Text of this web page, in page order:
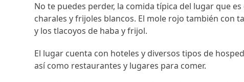
No te puedes perder, la comida típica del lugar que
charales y frijoles blancos. El mole rojo también con
y los tlacoyos de haba y frijol.
El lugar cuenta con hoteles y diversos tipos de
así como restaurantes y lugares para comer.